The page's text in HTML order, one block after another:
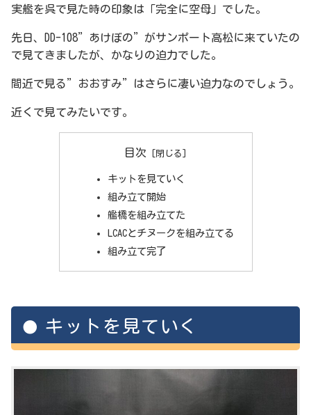
実艦を呉で見た時の印象は「完全に空母」でした。
先日、DD-108”あけぼの”がサンポート高松に来ていたの
で見てきましたが、かなりの迫力でした。
間近で見る”おおすみ”はさらに凄い迫力なのでしょう。
近くで見てみたいです。
目次
キットを見ていく
組み立て開始
艦橋を組み立てた
LCACとチヌークを組み立てる
組み立て完了
キットを見ていく